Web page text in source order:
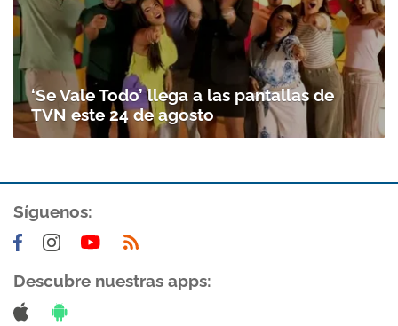
‘Se Vale Todo’ llega a las pantallas de
TVN este 24 de agosto
Síguenos:
Descubre nuestras apps: